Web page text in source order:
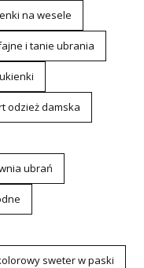
na wesele
i tanie ubrania
odzież damska
ubrań
sweter w paski